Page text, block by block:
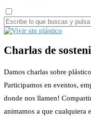
Charlas de
Damos charlas sobre
Participamos en eventos,
donde nos llamen!
animamos a que cualquiera